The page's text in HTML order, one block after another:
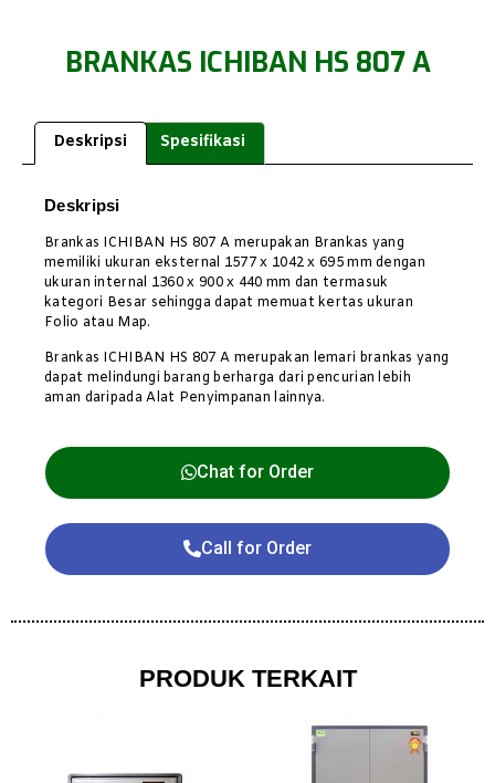
BRANKAS ICHIBAN HS 807 A
Deskripsi Spesifikasi
Deskripsi
Brankas ICHIBAN HS 807 A merupakan Brankas yang
memiliki ukuran eksternal 1577 x 1042 x 695 mm dengan
ukuran internal 1360 x 900 x 440 mm dan termasuk
kategori Besar sehingga dapat memuat kertas ukuran
Folio atau Map.
Brankas ICHIBAN HS 807 A merupakan lemari brankas yang
dapat melindungi barang berharga dari pencurian lebih
aman daripada Alat Penyimpanan lainnya.
Chat for Order
Call for Order
PRODUK TERKAIT